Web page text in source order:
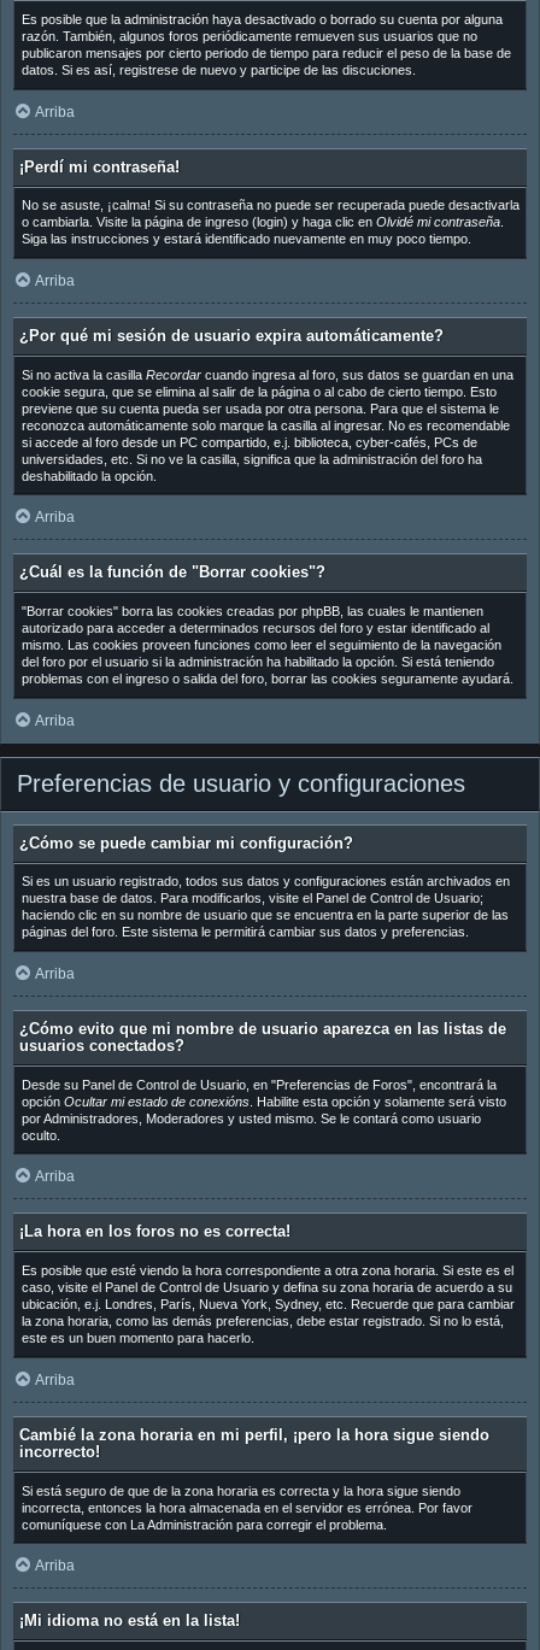
Es posible que la administración haya desactivado o borrado su cuenta por alguna
razón. También, algunos foros periódicamente remueven sus usuarios que no
publicaron mensajes por cierto periodo de tiempo para reducir el peso de la base de
datos. Si es así, registrese de nuevo y participe de las discuciones.
Arriba
¡Perdí mi contraseña!
No se asuste, ¡calma! Si su contraseña no puede ser recuperada puede desactivarla
o cambiarla. Visite la página de ingreso (login) y haga clic en Olvidé mi contraseña.
Siga las instrucciones y estará identificado nuevamente en muy poco tiempo.
Arriba
¿Por qué mi sesión de usuario expira automáticamente?
Si no activa la casilla Recordarcuando ingresa al foro, sus datos se guardan en una
cookie segura, que se elimina al salir de la página o al cabo de cierto tiempo. Esto
previene que su cuenta pueda ser usada por otra persona. Para que el sistema le
reconozca automáticamente solo marque la casilla al ingresar. No es recomendable
si accede al foro desde un PC compartido, e.j. biblioteca, cyber-cafés, PCs de
universidades, etc. Si no ve la casilla, significa que la administración del foro ha
deshabilitado la opción.
Arriba
¿Cuál es la función de "Borrar cookies"?
"Borrar cookies" borra las cookies creadas por phpBB, las cuales le mantienen
autorizado para acceder a determinados recursos del foro y estar identificado al
mismo. Las cookies proveen funciones como leer el seguimiento de la navegación
del foro por el usuario si la administración ha habilitado la opción. Si está teniendo
problemas con el ingreso o salida del foro, borrar las cookies seguramente ayudará.
Arriba
Preferencias de usuario y configuraciones
¿Cómo se puede cambiar mi configuración?
Si es un usuario registrado, todos sus datos y configuraciones están archivados en
nuestra base de datos. Para modificarlos, visite el Panel de Control de Usuario;
haciendo clic en su nombre de usuario que se encuentra en la parte superior de las
páginas del foro. Este sistema le permitirá cambiar sus datos y preferencias.
Arriba
¿Cómo evito que mi nombre de usuario aparezca en las listas de
usuarios conectados?
Desde su Panel de Control de Usuario, en "Preferencias de Foros", encontrará la
opción Ocultar mi estado de conexións. Habilite esta opción y solamente será visto
por Administradores, Moderadores y usted mismo. Se le contará como usuario
oculto.
Arriba
¡La hora en los foros no es correcta!
Es posible que esté viendo la hora correspondiente a otra zona horaria. Si este es el
caso, visite el Panel de Control de Usuario y defina su zona horaria de acuerdo a su
ubicación, e.j. Londres, París, Nueva York, Sydney, etc. Recuerde que para cambiar
la zona horaria, como las demás preferencias, debe estar registrado. Si no lo está,
este es un buen momento para hacerlo.
Arriba
Cambié la zona horaria en mi perfil, ¡pero la hora sigue siendo
incorrecto!
Si está seguro de que de la zona horaria es correcta y la hora sigue siendo
incorrecta, entonces la hora almacenada en el servidor es errónea. Por favor
comuníquese con La Administración para corregir el problema.
Arriba
¡Mi idioma no está en la lista!